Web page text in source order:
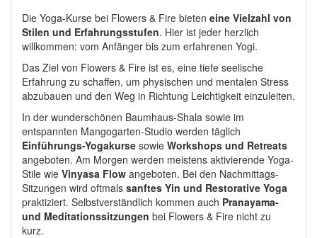
Die Yoga-Kurse bei Flowers & Fire bieten eine Vielzahl von
Stilen und Erfahrungsstufen. Hier ist jeder herzlich
willkommen: vom Anfänger bis zum erfahrenen Yogi.
Das Ziel von Flowers & Fire ist es, eine tiefe seelische
Erfahrung zu schaffen, um physischen und mentalen Stress
abzubauen und den Weg in Richtung Leichtigkeit einzuleiten.
In der wunderschönen Baumhaus-Shala sowie im
entspannten Mangogarten-Studio werden täglich
Einführungs-Yogakurse sowie Workshops und Retreats
angeboten. Am Morgen werden meistens aktivierende Yoga-
Stile wie Vinyasa Flow angeboten. Bei den Nachmittags-
Sitzungen wird oftmals sanftes Yin und Restorative Yoga
praktiziert. Selbstverständlich kommen auch Pranayama-
und Meditationssitzungen bei Flowers & Fire nicht zu
kurz.